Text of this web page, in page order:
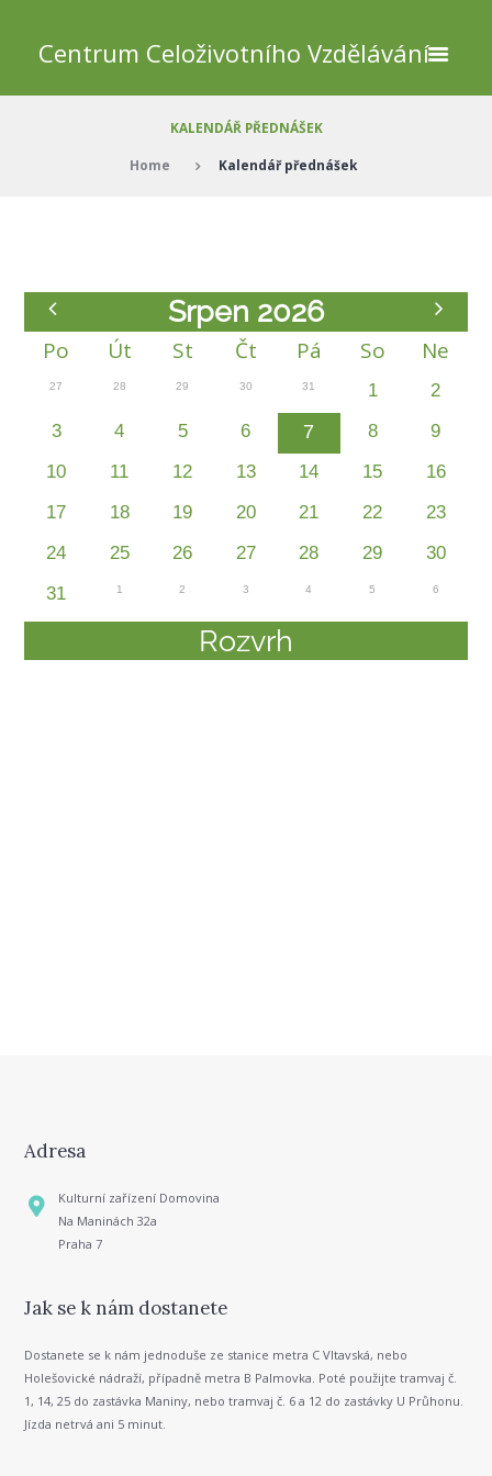
Centrum Celoživotního Vzdělávání
KALENDÁŘ PŘEDNÁŠEK
Home Kalendář přednášek
Srpen 2026
Po Út St Čt Pá So Ne
27 28 29 30 31 1
2
3
4 5 6 7 8
9
10
11 12 13 14 15
16
17
18 19 20 21 22
23
24
25 26 27 28 29
30
31
1 2 3 4 5 6
Rozvrh
Adresa
Kulturní zařízení Domovina
Na Maninách 32a
Praha 7
Jak se k nám dostanete
Dostanete se k nám jednoduše ze stanice metra C Vltavská, nebo
Holešovické nádraží, případně metra B Palmovka. Poté použijte tramvaj č.
1, 14, 25 do zastávka Maniny, nebo tramvaj č. 6 a 12 do zastávky U Průhonu.
Jízda netrvá ani 5 minut.